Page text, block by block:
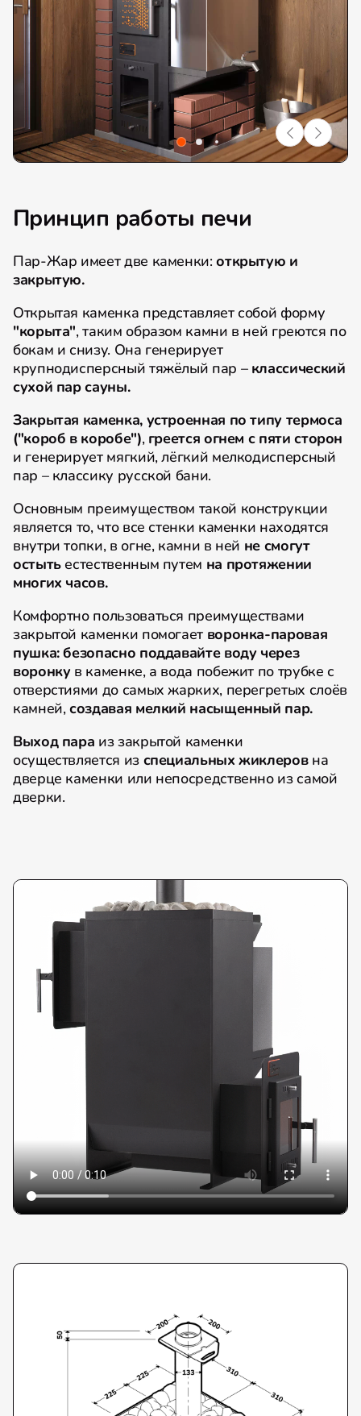
Принцип работы печи
Пар-Жар имеет две каменки:открытую и
закрытую.
Открытая каменка представляет собой форму
"корыта", таким образом камни в ней греются по
бокам и снизу. Она генерирует
крупнодисперсный тяжёлый пар – классический
сухой пар сауны.
Закрытая каменка, устроенная по типу термоса
("короб в коробе"), греется огнем с пяти сторон
и генерирует мягкий, лёгкий мелкодисперсный
пар – классику русской бани.
Основным преимуществом такой конструкции
является то, что все стенки каменки находятся
внутри топки, в огне, камни в ней не смогут
остытьестественным путем на протяжении
многих часов.
Комфортно пользоваться преимуществами
закрытой каменки помогает воронка-паровая
пушка:безопасно поддавайте воду через
воронку в каменке, а вода побежит по трубке с
отверстиями до самых жарких, перегретых слоёв
камней,создавая мелкий насыщенный пар.
Выход пара из закрытой каменки
осуществляется из специальных жиклеровна
дверце каменки или непосредственно из самой
дверки.